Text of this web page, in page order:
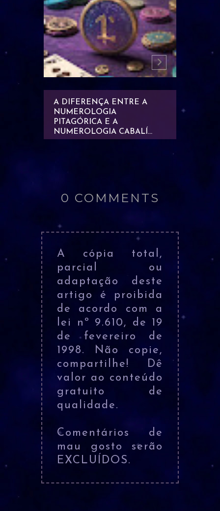
A DIFERENÇA ENTRE A
NUMEROLOGIA
PITAGÓRICA E A
NUMEROLOGIA CABALÍ...
0 COMMENTS
A cópia total,
parcial ou
adaptação deste
artigo é proibida
de acordo com a
lei nº 9.610, de 19
de fevereiro de
1998. Não copie,
compartilhe! Dê
valor ao conteúdo
gratuito de
qualidade.
Comentários de
mau gosto serão
EXCLUÍDOS.